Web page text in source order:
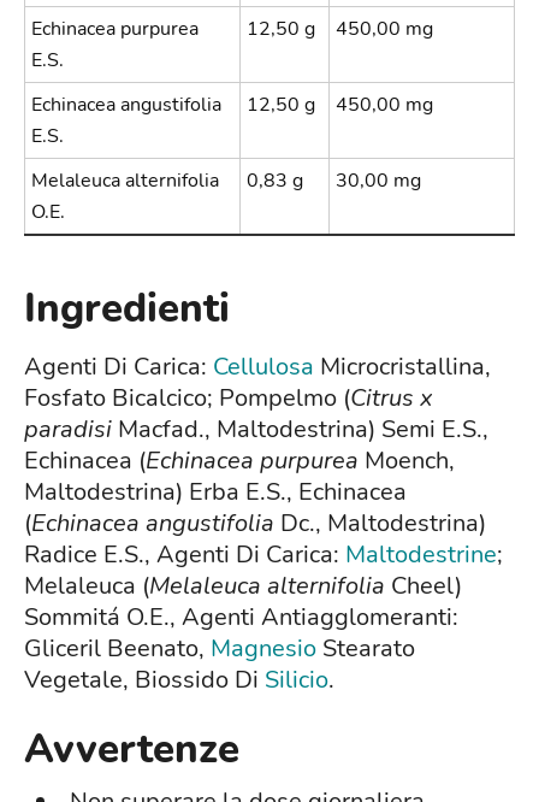
Echinacea purpurea
E.S.
12,50 g 450,00 mg
Echinacea angustifolia
E.S.
12,50 g 450,00 mg
Melaleuca alternifolia
O.E.
0,83 g 30,00 mg
Ingredienti
Agenti Di Carica: Cellulosa Microcristallina,
Fosfato Bicalcico; Pompelmo (Citrus x
paradisi Macfad., Maltodestrina) Semi E.S.,
Echinacea (Echinacea purpurea Moench,
Maltodestrina) Erba E.S., Echinacea
(Echinacea angustifolia Dc., Maltodestrina)
Radice E.S., Agenti Di Carica: Maltodestrine;
Melaleuca (Melaleuca alternifolia Cheel)
Sommitá O.E., Agenti Antiagglomeranti:
Gliceril Beenato, Magnesio Stearato
Vegetale, Biossido Di Silicio.
Avvertenze